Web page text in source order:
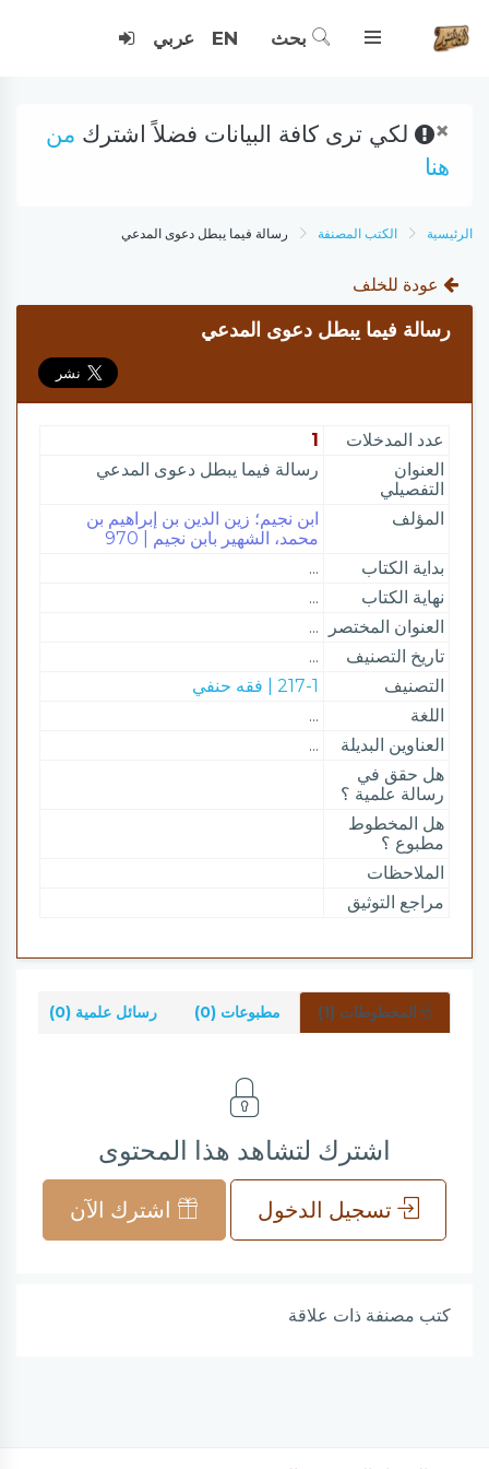
بحث EN عربي
× لكي ترى كافة البيانات فضلاً اشترك من
هنا
الرئيسية الكتب المصنفة رسالة فيما يبطل دعوى المدعي
عودة للخلف
رسالة فيما يبطل دعوى المدعي
عدد المدخلات
1
العنوان
التفصيلي
رسالة فيما يبطل دعوى المدعي
المؤلف
ابن نجيم؛ زين الدين بن إبراهيم بن
محمد، الشهير بابن نجيم | 970
بداية الكتاب
...
نهاية الكتاب
...
العنوان المختصر
...
تاريخ التصنيف
...
التصنيف
217-1 | فقه حنفي
اللغة
...
العناوين البديلة
...
هل حقق في
رسالة علمية ؟
هل المخطوط
مطبوع ؟
الملاحظات
مراجع التوثيق
المخطوطات (1) مطبوعات (0) رسائل علمية (0)
اشترك لتشاهد هذا المحتوى
تسجيل الدخول اشترك الآن
كتب مصنفة ذات علاقة